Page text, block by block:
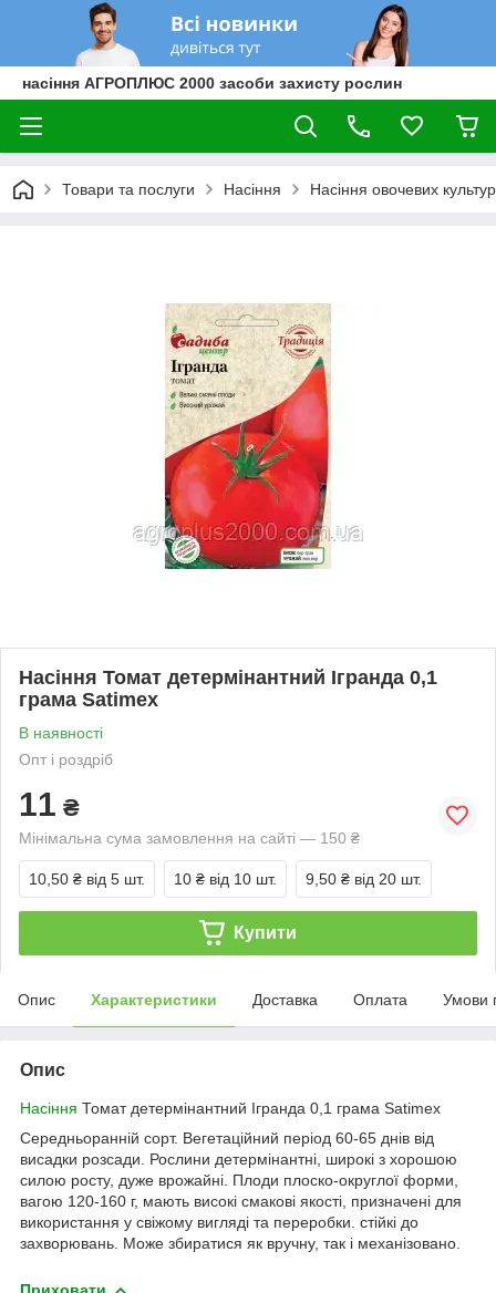
насіння АГРОПЛЮС 2000 засоби захисту рослин
Товари та послуги Насіння Насіння овочевих культур
Насіння Томат детермінантний Ігранда 0,1
грама Satimex
В наявності
Опт і роздріб
11 ₴
Мінімальна сума замовлення на сайті — 150 ₴
10,50 ₴ від 5 шт. 10 ₴ від 10 шт. 9,50 ₴ від 20 шт.
Купити
Опис Характеристики Доставка Оплата Умови
Опис
Насіння Томат детермінантний Ігранда 0,1 грама Satimex
Середньоранній сорт. Вегетаційний період 60-65 днів від
висадки розсади. Рослини детермінантні, широкі з хорошою
силою росту, дуже врожайні. Плоди плоско-округлої форми,
вагою 120-160 г, мають високі смакові якості, призначені для
використання у свіжому вигляді та переробки. стійкі до
захворювань. Може збиратися як вручну, так і механізовано.
Приховати